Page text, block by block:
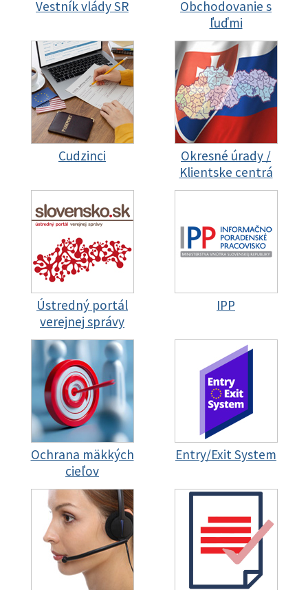
Vestník vlády SR
Obchodovanie s
ľuďmi
Cudzinci
Okresné úrady /
Klientske centrá
Ústredný portál
verejnej správy
IPP
Ochrana mäkkých
cieľov
Entry/Exit System